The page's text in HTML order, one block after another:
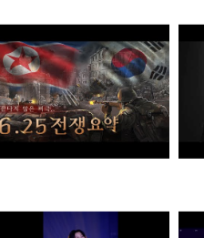
질주머신